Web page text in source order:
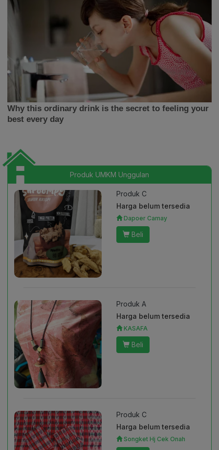
Produk UMKM Unggulan
Produk C
Harga belum tersedia
Dapoer Camay
Beli
Produk A
Harga belum tersedia
KASAFA
Beli
Produk C
Harga belum tersedia
Songket Hj Cek Onah